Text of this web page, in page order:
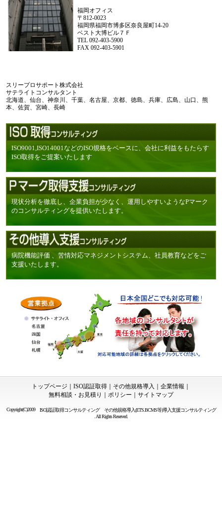
福岡オフィス
〒812-0023
福岡県福岡市博多区奈良屋町14-20
ベスト大博ビル７Ｆ
TEL 092-403-5900
FAX 092-403-5901
スリープロサポート株式会社
サテライトコンサルタント
北海道、仙台、神奈川、千葉、名古屋、京都、徳島、兵庫、広島、山口、熊
本、佐賀、宮崎、長崎
ISO9001,ISO14001などのISO規格をベースに、会社に利益をもたらす
ISO取得をご提案いたします
現状分析を徹底し、企業負担が少なく、運用しやすいようなPマーク
のコンサルティングを提供いたします。
病院機能評価 、苦情対応マネジメントシステム、社員教育などをご
支援いたします。
トップページ ｜ ISO認証取得 ｜ その他規格導入 ｜ 企業情報 ｜
無料相談・お見積り ｜ ポリシー ｜ サイトマップ
Copyright(C)2009 ISO認証取得コンサルティング
その他規格導入(ETS.BCMS等)導入支援コンサルティング
. All Rights Reserved.